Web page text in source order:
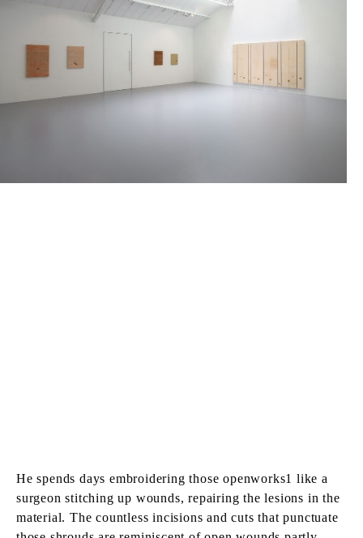
He spends days embroidering those openworks1 like a
surgeon stitching up wounds, repairing the lesions in the
material. The countless incisions and cuts that punctuate